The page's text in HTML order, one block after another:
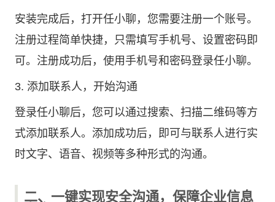
安装完成后，打开任小聊，您需要注册一个账号。
注册过程简单快捷，只需填写手机号、设置密码即
可。注册成功后，使用手机号和密码登录任小聊。
3. 添加联系人，开始沟通
登录任小聊后，您可以通过搜索、扫描二维码等方
式添加联系人。添加成功后，即可与联系人进行实
时文字、语音、视频等多种形式的沟通。
二、一键实现安全沟通，保障企业信息